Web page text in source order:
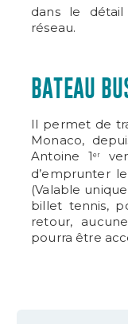
dans le
réseau.
BATEAU
Il permet de
Monaco,
Antoine 1er
d’emprunter
(Valable
billet tennis,
retour,
pourra être